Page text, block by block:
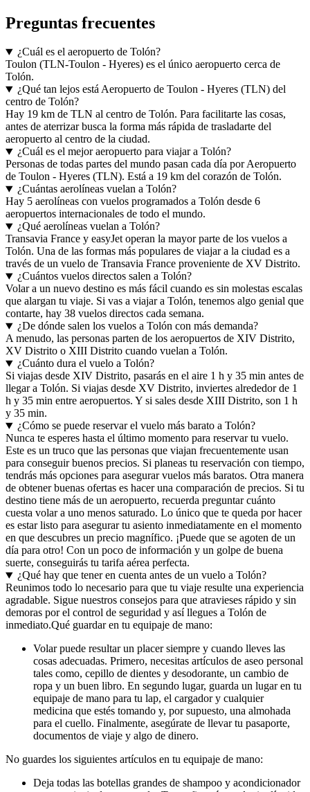
Preguntas frecuentes
¿Cuál es el aeropuerto de Tolón?
Toulon (TLN-Toulon - Hyeres) es el único aeropuerto cerca de
Tolón.
¿Qué tan lejos está Aeropuerto de Toulon - Hyeres (TLN) del
centro de Tolón?
Hay 19 km de TLN al centro de Tolón. Para facilitarte las cosas,
antes de aterrizar busca la forma más rápida de trasladarte del
aeropuerto al centro de la ciudad.
¿Cuál es el mejor aeropuerto para viajar a Tolón?
Personas de todas partes del mundo pasan cada día por Aeropuerto
de Toulon - Hyeres (TLN). Está a 19 km del corazón de Tolón.
¿Cuántas aerolíneas vuelan a Tolón?
Hay 5 aerolíneas con vuelos programados a Tolón desde 6
aeropuertos internacionales de todo el mundo.
¿Qué aerolíneas vuelan a Tolón?
Transavia France y easyJet operan la mayor parte de los vuelos a
Tolón. Una de las formas más populares de viajar a la ciudad es a
través de un vuelo de Transavia France proveniente de XV Distrito.
¿Cuántos vuelos directos salen a Tolón?
Volar a un nuevo destino es más fácil cuando es sin molestas escalas
que alargan tu viaje. Si vas a viajar a Tolón, tenemos algo genial que
contarte, hay 38 vuelos directos cada semana.
¿De dónde salen los vuelos a Tolón con más demanda?
A menudo, las personas parten de los aeropuertos de XIV Distrito,
XV Distrito o XIII Distrito cuando vuelan a Tolón.
¿Cuánto dura el vuelo a Tolón?
Si viajas desde XIV Distrito, pasarás en el aire 1 h y 35 min antes de
llegar a Tolón. Si viajas desde XV Distrito, inviertes alrededor de 1
h y 35 min entre aeropuertos. Y si sales desde XIII Distrito, son 1 h
y 35 min.
¿Cómo se puede reservar el vuelo más barato a Tolón?
Nunca te esperes hasta el último momento para reservar tu vuelo.
Este es un truco que las personas que viajan frecuentemente usan
para conseguir buenos precios. Si planeas tu reservación con tiempo,
tendrás más opciones para asegurar vuelos más baratos. Otra manera
de obtener buenas ofertas es hacer una comparación de precios. Si tu
destino tiene más de un aeropuerto, recuerda preguntar cuánto
cuesta volar a uno menos saturado. Lo único que te queda por hacer
es estar listo para asegurar tu asiento inmediatamente en el momento
en que descubres un precio magnífico. ¡Puede que se agoten de un
día para otro! Con un poco de información y un golpe de buena
suerte, conseguirás tu tarifa aérea perfecta.
¿Qué hay que tener en cuenta antes de un vuelo a Tolón?
Reunimos todo lo necesario para que tu viaje resulte una experiencia
agradable. Sigue nuestros consejos para que atravieses rápido y sin
demoras por el control de seguridad y así llegues a Tolón de
inmediato.Qué guardar en tu equipaje de mano:
Volar puede resultar un placer siempre y cuando lleves las
cosas adecuadas. Primero, necesitas artículos de aseo personal
tales como, cepillo de dientes y desodorante, un cambio de
ropa y un buen libro. En segundo lugar, guarda un lugar en tu
equipaje de mano para tu lap, el cargador y cualquier
medicina que estés tomando y, por supuesto, una almohada
para el cuello. Finalmente, asegúrate de llevar tu pasaporte,
documentos de viaje y algo de dinero.
No guardes los siguientes artículos en tu equipaje de mano:
Deja todas las botellas grandes de shampoo y acondicionador